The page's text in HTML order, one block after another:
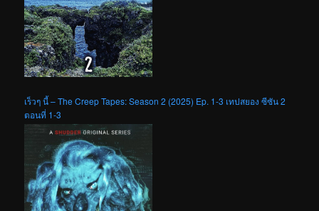
เร็วๆ นี้ – The Creep Tapes: Season 2 (2025) Ep. 1-3 เทปสยอง ซีซัน 2
ตอนที่ 1-3